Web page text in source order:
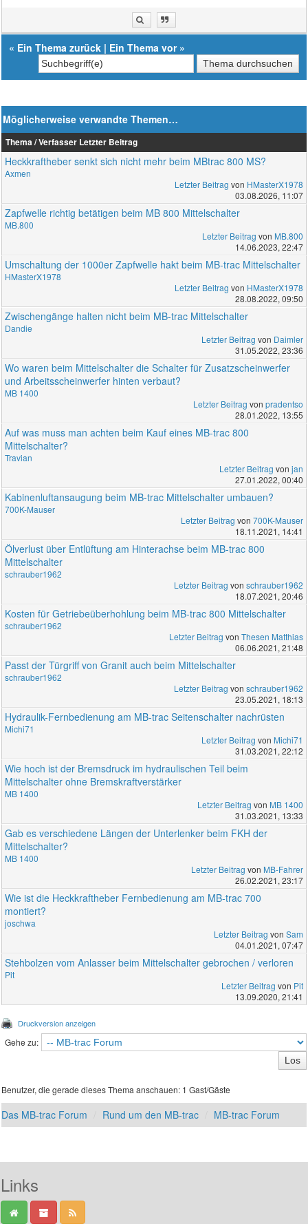
« Ein Thema zurück | Ein Thema vor»
Möglicherweise verwandte Themen…
Thema / Verfasser Letzter Beitrag
Heckkraftheber senkt sich nicht mehr beim MBtrac 800 MS?
Axmen
Letzter Beitrag von HMasterX1978
03.08.2026, 11:07
Zapfwelle richtig betätigen beim MB 800 Mittelschalter
MB.800
Letzter Beitrag von MB.800
14.06.2023, 22:47
Umschaltung der 1000er Zapfwelle hakt beim MB-trac Mittelschalter
HMasterX1978
Letzter Beitrag von HMasterX1978
28.08.2022, 09:50
Zwischengänge halten nicht beim MB-trac Mittelschalter
Dandie
Letzter Beitrag von Daimler
31.05.2022, 23:36
Wo waren beim Mittelschalter die Schalter für Zusatzscheinwerfer
und Arbeitsscheinwerfer hinten verbaut?
MB 1400
Letzter Beitrag von pradentso
28.01.2022, 13:55
Auf was muss man achten beim Kauf eines MB-trac 800
Mittelschalter?
Travian
Letzter Beitrag von jan
27.01.2022, 00:40
Kabinenluftansaugung beim MB-trac Mittelschalter umbauen?
700K-Mauser
Letzter Beitrag von 700K-Mauser
18.11.2021, 14:41
Ölverlust über Entlüftung am Hinterachse beim MB-trac 800
Mittelschalter
schrauber1962
Letzter Beitrag von schrauber1962
18.07.2021, 20:46
Kosten für Getriebeüberhohlung beim MB-trac 800 Mittelschalter
schrauber1962
Letzter Beitrag von Thesen Matthias
06.06.2021, 21:48
Passt der Türgriff von Granit auch beim Mittelschalter
schrauber1962
Letzter Beitrag von schrauber1962
23.05.2021, 18:13
Hydraulik-Fernbedienung am MB-trac Seitenschalter nachrüsten
Michi71
Letzter Beitrag von Michi71
31.03.2021, 22:12
Wie hoch ist der Bremsdruck im hydraulischen Teil beim
Mittelschalter ohne Bremskraftverstärker
MB 1400
Letzter Beitrag von MB 1400
31.03.2021, 13:33
Gab es verschiedene Längen der Unterlenker beim FKH der
Mittelschalter?
MB 1400
Letzter Beitrag von MB-Fahrer
26.02.2021, 23:17
Wie ist die Heckkraftheber Fernbedienung am MB-trac 700
montiert?
joschwa
Letzter Beitrag von Sam
04.01.2021, 07:47
Stehbolzen vom Anlasser beim Mittelschalter gebrochen / verloren
Pit
Letzter Beitrag von Pit
13.09.2020, 21:41
Druckversion anzeigen
Gehe zu:
Benutzer, die gerade dieses Thema anschauen: 1 Gast/Gäste
Das MB-trac Forum Rund um den MB-trac MB-trac Forum
Links